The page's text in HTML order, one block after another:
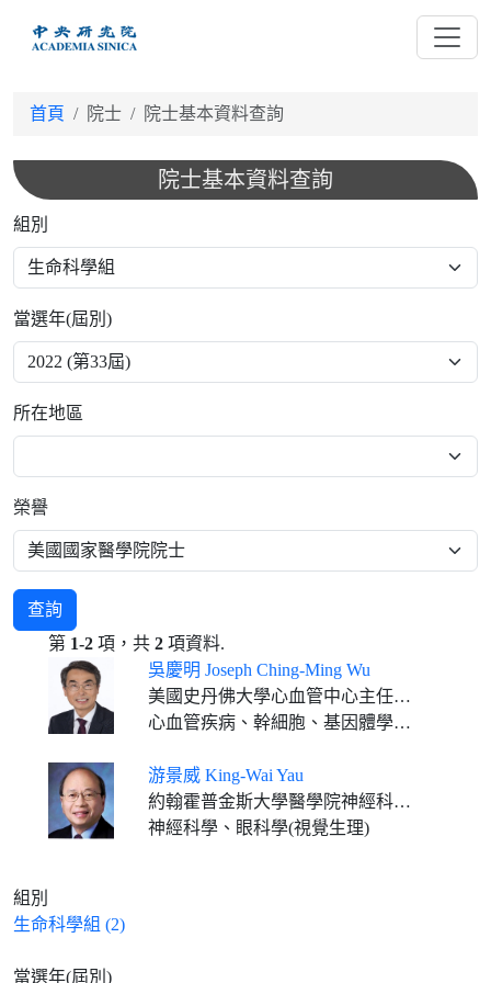
首頁 院士 院士基本資料查詢
院士基本資料查詢
組別
當選年(屆別)
所在地區
榮譽
查詢
第 1-2 項，共 2 項資料.
吳慶明 Joseph Ching-Ming Wu
美國史丹佛大學心血管中心主任、美國史丹佛大學醫學院Simon H. Stertzer醫學系及放射學系教授
心血管疾病、幹細胞、基因體學、精準醫學、藥物開發
游景威 King-Wai Yau
約翰霍普金斯大學醫學院神經科學系暨眼科學系教授
神經科學、眼科學(視覺生理)
組別
生命科學組 (2)
當選年(屆別)